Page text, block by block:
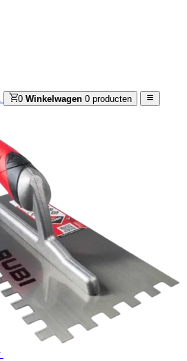
0 Winkelwagen 0 producten